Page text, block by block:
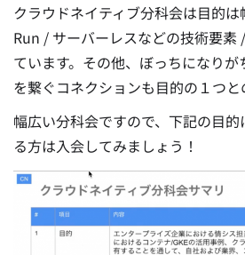
クラウドネイティブ分科会は目的
Run / サーバーレスなどの技術要素
ています。その他、ぼっちになりが
を繋ぐコネクションも目的の１つと
幅広い分科会ですので、下記の目
る方は入会してみましょう！